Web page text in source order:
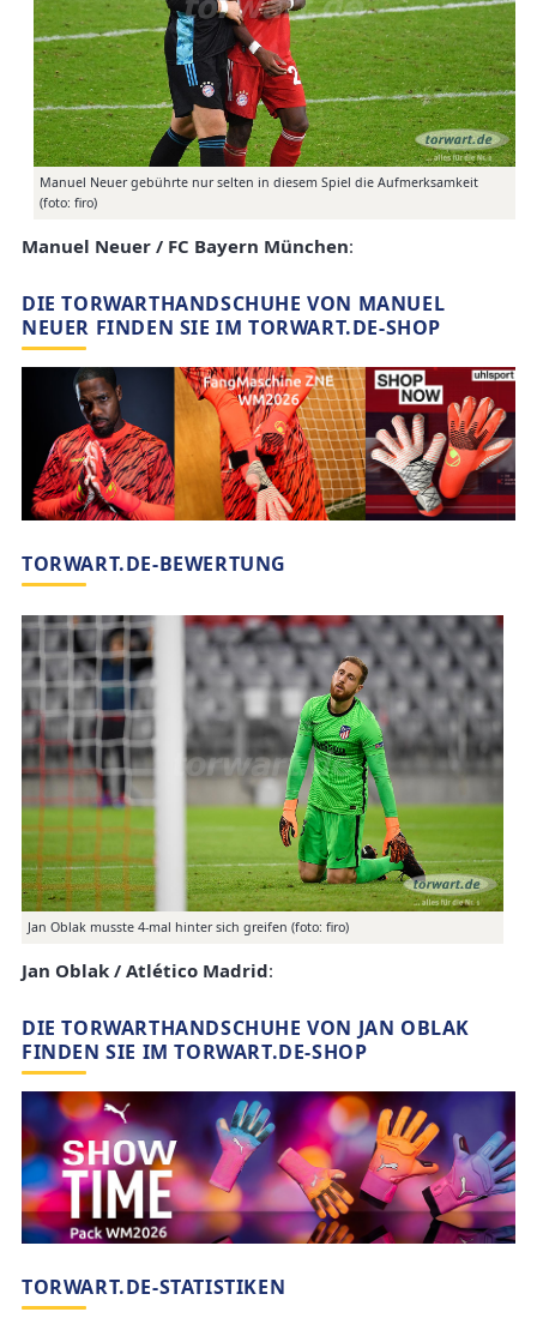
Manuel Neuer gebührte nur selten in diesem Spiel die Aufmerksamkeit
(foto: firo)
Manuel Neuer / FC Bayern München:
DIE TORWARTHANDSCHUHE VON MANUEL
NEUER FINDEN SIE IM TORWART.DE-SHOP
TORWART.DE-BEWERTUNG
Jan Oblak musste 4-mal hinter sich greifen (foto: firo)
Jan Oblak / Atlético Madrid:
DIE TORWARTHANDSCHUHE VON JAN OBLAK
FINDEN SIE IM TORWART.DE-SHOP
TORWART.DE-STATISTIKEN